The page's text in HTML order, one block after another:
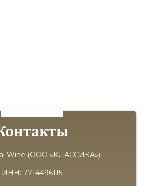
Wine (ООО «КЛАССИКА»)
ИНН: 7714496115